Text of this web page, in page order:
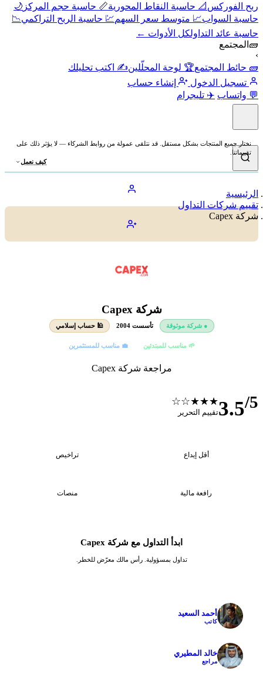
ربح الفوركس 📐 حاسبة النقاط المحورية📏 حاسبة حجم المركز 🌙
حاسبة السواب📈 متوسط سعر السهم💹 حاسبة الربح التراكمي📉
حاسبة عائد التداولكل الأدوات ←
🧱 المجتمع
›
🧱 حائط المجتمع🏆 لوحة المحلّلين✍️ اكتب تحليلك
تسجيل الدخول
إنشاء حساب
💬 واتساب ✈️ تليجرام
نختار جميع المنتجات بشكل مستقل. قد نتلقى عمولة من روابط الشركاء — لا يؤثر ذلك على
تقييماتنا.
كيف نعمل
الرئيسية
تقييم شركات التداول
شركة Capex
شركة Capex
● شركة موثوقة تأسست 2004 🕌 حساب إسلامي
🌱 مناسب للمبتدئين 💼 مناسب للمستثمرين
مراجعة شركة Capex
3.5/5
★★★☆☆
تقييم التحرير
أقل إيداع تراخيص
رافعة مالية منصات
ابدأ التداول مع شركة Capex
تداول بمسؤولية. رأس مالك معرّض للخطر.
أحمد السعيد
كاتب
خالد المطيري
مراجع